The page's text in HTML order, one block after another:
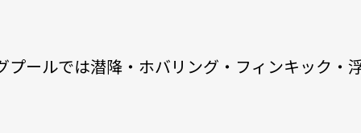
プールでは潜降・ホバリング・フィンキック・